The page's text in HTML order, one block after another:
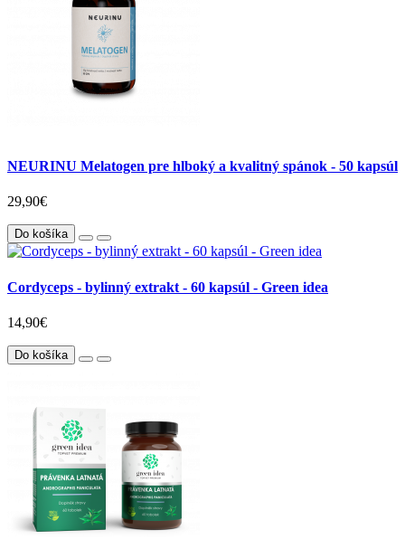
NEURINU Melatogen pre hlboký a kvalitný spánok - 50 kapsúl
29,90€
Do košíka
Cordyceps - bylinný extrakt - 60 kapsúl - Green idea
14,90€
Do košíka